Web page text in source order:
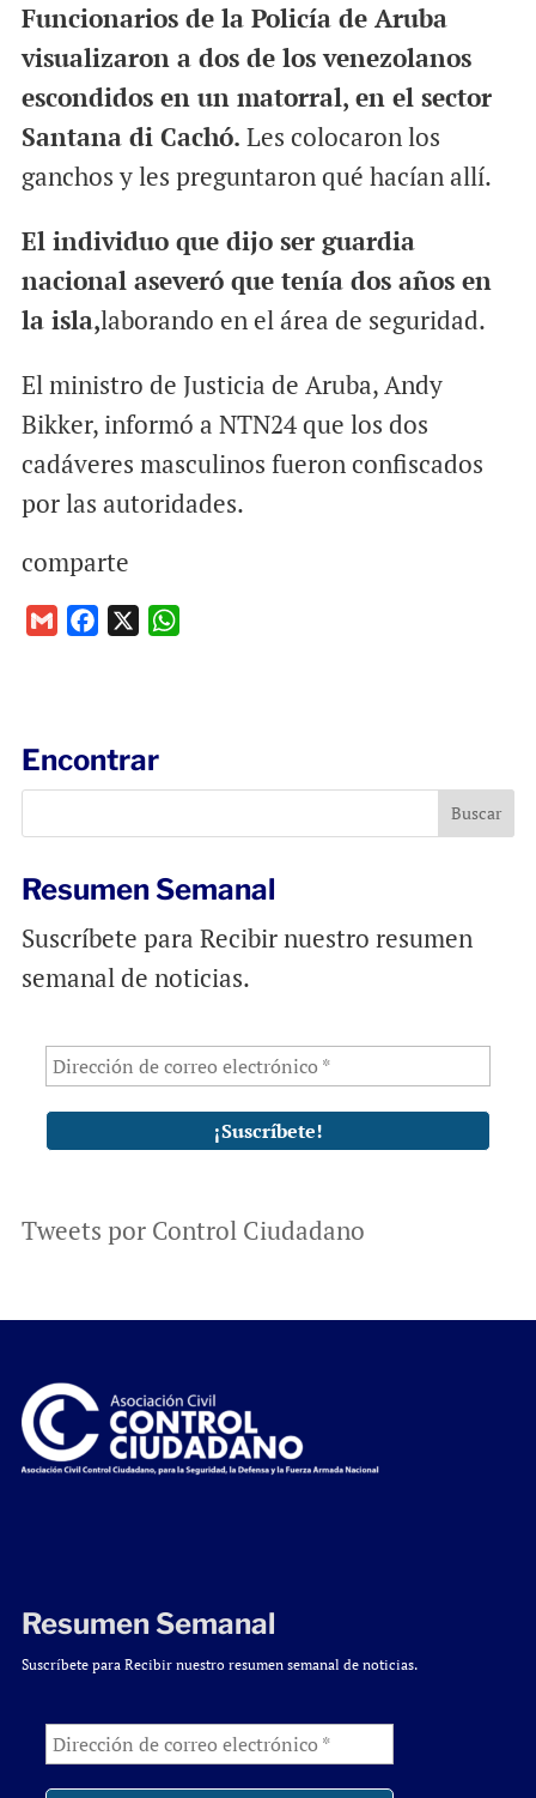
Funcionarios de la Policía de Aruba
visualizaron a dos de los venezolanos
escondidos en un matorral, en el sector
Santana di Cachó. Les colocaron los
ganchos y les preguntaron qué hacían allí.
El individuo que dijo ser guardia
nacional aseveró que tenía dos años en
la isla,laborando en el área de seguridad.
El ministro de Justicia de Aruba, Andy
Bikker, informó a NTN24 que los dos
cadáveres masculinos fueron confiscados
por las autoridades.
comparte
o
k
p
Encontrar
Resumen Semanal
Suscríbete para Recibir nuestro resumen
semanal de noticias.
Tweets por Control Ciudadano
Resumen Semanal
Suscríbete para Recibir nuestro resumen semanal de noticias.